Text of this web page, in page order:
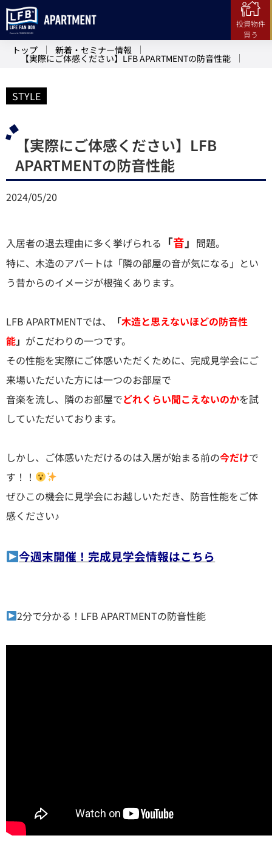
投資物件
買う
トップ 新着・セミナー情報
【実際にご体感ください】LFB APARTMENTの防音性能
STYLE
【実際にご体感ください】LFB
APARTMENTの防音性能
2024/05/20
入居者の退去理由に多く挙げられる 「音」 問題。
特に、木造のアパートは「隣の部屋の音が気になる」とい
う昔からのイメージが根強くあります。
LFB APARTMENTでは、 「木造と思えないほどの防音性
能」 がこだわりの一つです。
その性能を実際にご体感いただくために、完成見学会にご
来場いただいた方には一つのお部屋で
音楽を流し、隣のお部屋でどれくらい聞こえないのかを試
していただいております。
しかし、ご体感いただけるのは入居が始まる前の今だけで
す！！
ぜひこの機会に見学会にお越しいただき、防音性能をご体
感ください♪
今週末開催！完成見学会情報はこちら
2分で分かる！LFB APARTMENTの防音性能